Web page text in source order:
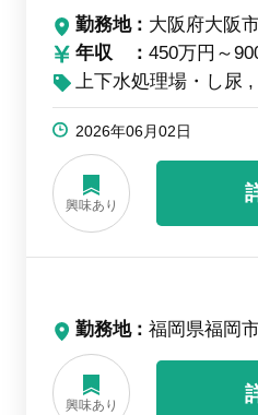
勤務地
大阪府大阪
年収
450万円～
上下水処理場・し尿
2026年06月02日
興味あり
勤務地 福岡県福岡
興味あり